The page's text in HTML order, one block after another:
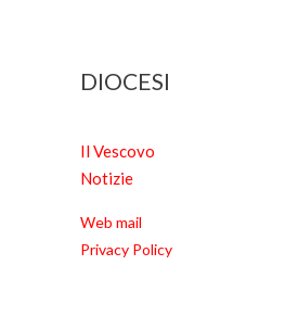
DIOCESI
Il Vescovo
Notizie
Web mail
Privacy Policy